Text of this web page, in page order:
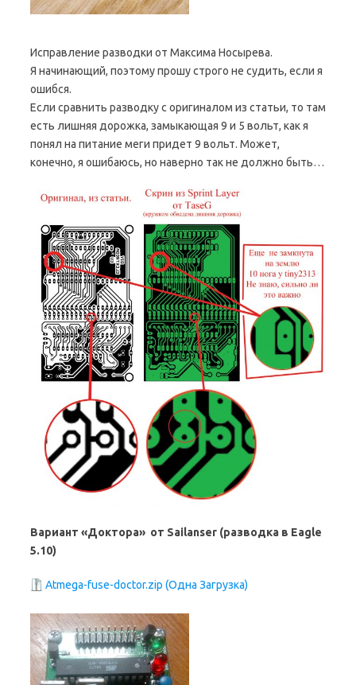
Исправление разводки от Максима Носырева.
Я начинающий, поэтому прошу строго не судить, если я
ошибся.
Если сравнить разводку с оригиналом из статьи, то там
есть лишняя дорожка, замыкающая 9 и 5 вольт, как я
понял на питание меги придет 9 вольт. Может,
конечно, я ошибаюсь, но наверно так не должно быть…
Вариант «Доктора» от Sailanser (разводка в Eagle
5.10)
Atmega-fuse-doctor.zip (Одна Загрузка)